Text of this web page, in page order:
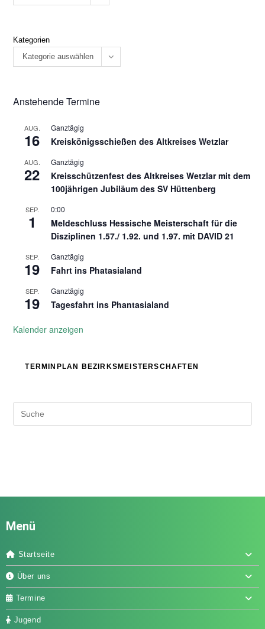
Kategorien
Kategorie auswählen
Anstehende Termine
AUG.
16
Ganztägig
Kreiskönigsschießen des Altkreises Wetzlar
AUG.
22
Ganztägig
Kreisschützenfest des Altkreises Wetzlar mit dem
100jährigen Jubiläum des SV Hüttenberg
SEP.
1
0:00
Meldeschluss Hessische Meisterschaft für die
Disziplinen 1.57./ 1.92. und 1.97. mit DAVID 21
SEP.
19
Ganztägig
Fahrt ins Phatasialand
SEP.
19
Ganztägig
Tagesfahrt ins Phantasialand
Kalender anzeigen
TERMINPLAN BEZIRKSMEISTERSCHAFTEN
Menü
Startseite
Über uns
Termine
Jugend